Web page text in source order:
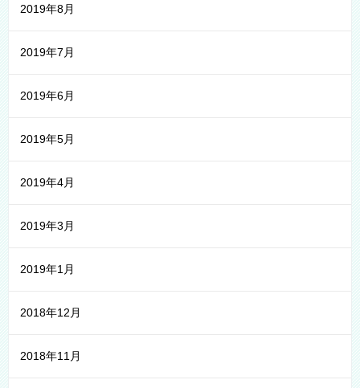
2019年8月
2019年7月
2019年6月
2019年5月
2019年4月
2019年3月
2019年1月
2018年12月
2018年11月